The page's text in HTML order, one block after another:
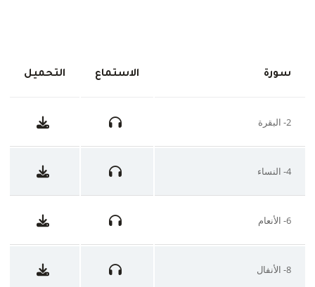
سورة الاستماع التحميل
2- البقرة
4- النساء
6- الأنعام
8- الأنفال